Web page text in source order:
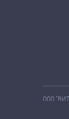
ООО